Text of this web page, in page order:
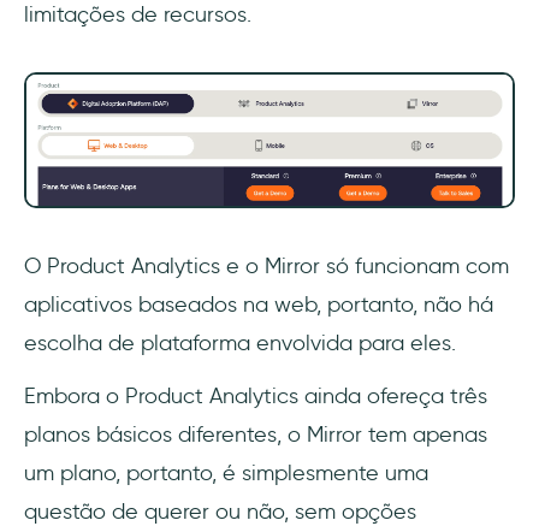
limitações de recursos.
O Product Analytics e o Mirror só funcionam com
aplicativos baseados na web, portanto, não há
escolha de plataforma envolvida para eles.
Embora o Product Analytics ainda ofereça três
planos básicos diferentes, o Mirror tem apenas
um plano, portanto, é simplesmente uma
questão de querer ou não, sem opções